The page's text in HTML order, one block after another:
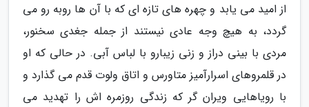
از امید می یابد و چهره های تازه ای که با آن ها روبه رو می
گردد، به هیچ وجه عادی نیستند از جمله جغدی سخنور،
مردی با بینی دراز و زنی زیبارو با لباس آبی. در حالی که او
در قلمروهای اسرارآمیز متاورس و اتاق ولوت قدم می گذارد و
با رویاهایی ویران گر که زندگی روزمره اش را تهدید می